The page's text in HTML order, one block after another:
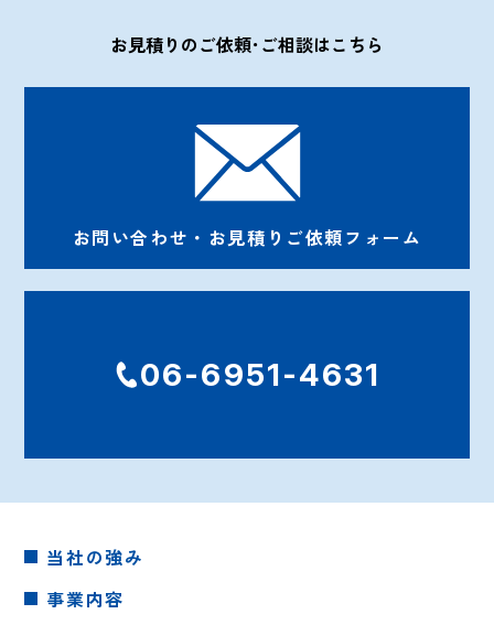
お見積りのご依頼･ご相談はこちら
お問い合わせ・お見積りご依頼フォーム
06-6951-4631
当社の強み
事業内容